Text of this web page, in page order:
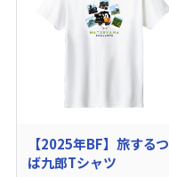
【2025年BF】旅するつ
ば九郎Tシャツ